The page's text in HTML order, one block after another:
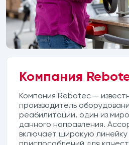
Компания
Компания Rebotec —
производитель
реабилитации, один из
данного направления.
включает широкую линейку